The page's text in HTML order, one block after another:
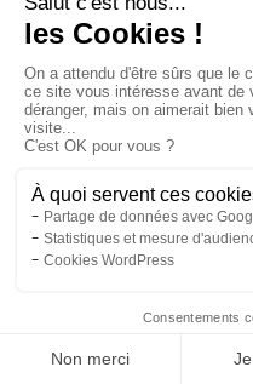
Le Digital
PARIS
33 avenue du Maine,